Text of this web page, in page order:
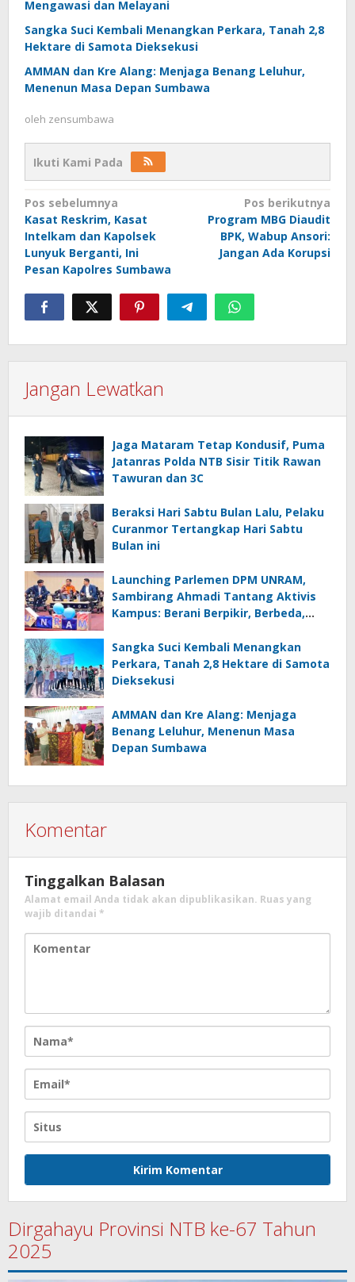
Mengawasi dan Melayani
Sangka Suci Kembali Menangkan Perkara, Tanah 2,8
Hektare di Samota Dieksekusi
AMMAN dan Kre Alang: Menjaga Benang Leluhur,
Menenun Masa Depan Sumbawa
oleh zensumbawa
Ikuti Kami Pada
Navigasi
pos
Pos sebelumnya
Kasat Reskrim, Kasat
Intelkam dan Kapolsek
Lunyuk Berganti, Ini
Pesan Kapolres Sumbawa
Pos berikutnya
Program MBG Diaudit
BPK, Wabup Ansori:
Jangan Ada Korupsi
Jangan Lewatkan
Jaga Mataram Tetap Kondusif, Puma
Jatanras Polda NTB Sisir Titik Rawan
Tawuran dan 3C
Beraksi Hari Sabtu Bulan Lalu, Pelaku
Curanmor Tertangkap Hari Sabtu
Bulan ini
Launching Parlemen DPM UNRAM,
Sambirang Ahmadi Tantang Aktivis
Kampus: Berani Berpikir, Berbeda,
Sangka Suci Kembali Menangkan
Perkara, Tanah 2,8 Hektare di Samota
Dieksekusi
AMMAN dan Kre Alang: Menjaga
Benang Leluhur, Menenun Masa
Depan Sumbawa
Komentar
Tinggalkan Balasan
Alamat email Anda tidak akan dipublikasikan. Ruas yang
wajib ditandai *
Dirgahayu Provinsi NTB ke-67 Tahun
2025